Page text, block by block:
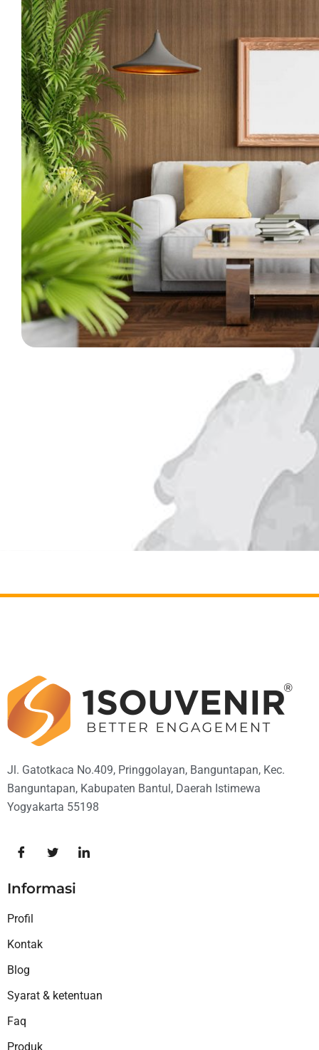
Jl. Gatotkaca No.409, Pringgolayan, Banguntapan, Kec.
Banguntapan, Kabupaten Bantul, Daerah Istimewa
Yogyakarta 55198
Informasi
Profil
Kontak
Blog
Syarat & ketentuan
Faq
Produk